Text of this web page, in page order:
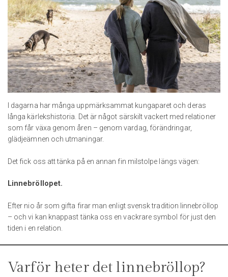
I dagarna har många uppmärksammat kungaparet och deras
långa kärlekshistoria. Det är något särskilt vackert med relationer
som får växa genom åren – genom vardag, förändringar,
glädjeämnen och utmaningar.
Det fick oss att tänka på en annan fin milstolpe längs vägen:
Linnebröllopet.
Efter nio år som gifta firar man enligt svensk tradition linnebröllop
– och vi kan knappast tänka oss en vackrare symbol för just den
tiden i en relation.
Varför heter det linnebröllop?